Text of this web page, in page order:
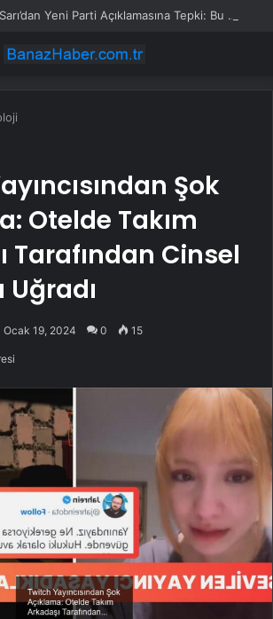
CHP Sözcüsü Sarı’dan Yeni Parti Açıklamasına Tepki: Bu Arkadaşlarımız Koltukçu
Şok
Otelde Takım
Tarafından Cinsel
Uğradı
Ocak 19, 2024 0 15